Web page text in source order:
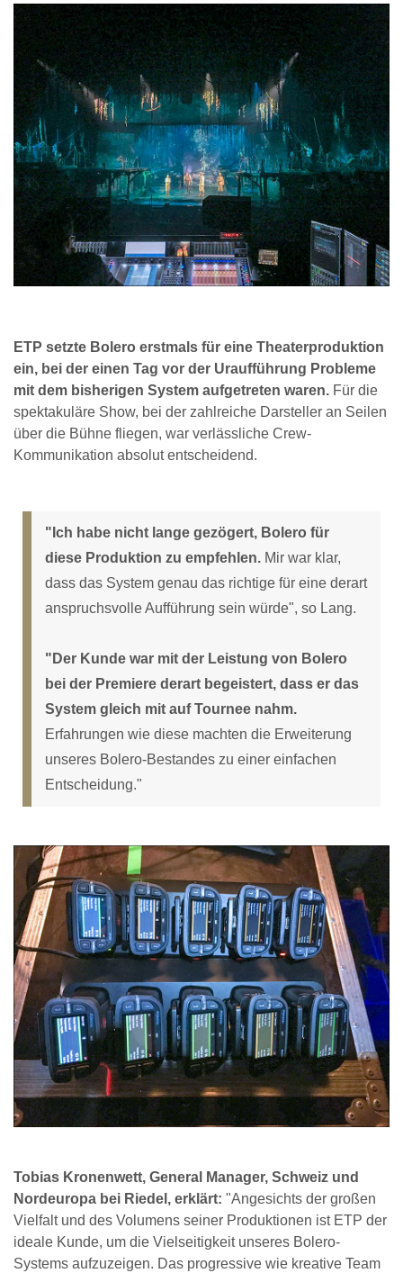
ETP setzte Bolero erstmals für eine Theaterproduktion
ein, bei der einen Tag vor der Uraufführung Probleme
mit dem bisherigen System aufgetreten waren. Für die
spektakuläre Show, bei der zahlreiche Darsteller an Seilen
über die Bühne fliegen, war verlässliche Crew-
Kommunikation absolut entscheidend.
"Ich habe nicht lange gezögert, Bolero für
diese Produktion zu empfehlen. Mir war klar,
dass das System genau das richtige für eine derart
anspruchsvolle Aufführung sein würde", so Lang.
"Der Kunde war mit der Leistung von Bolero
bei der Premiere derart begeistert, dass er das
System gleich mit auf Tournee nahm.
Erfahrungen wie diese machten die Erweiterung
unseres Bolero-Bestandes zu einer einfachen
Entscheidung."
Tobias Kronenwett, General Manager, Schweiz und
Nordeuropa bei Riedel, erklärt: "Angesichts der großen
Vielfalt und des Volumens seiner Produktionen ist ETP der
ideale Kunde, um die Vielseitigkeit unseres Bolero-
Systems aufzuzeigen. Das progressive wie kreative Team